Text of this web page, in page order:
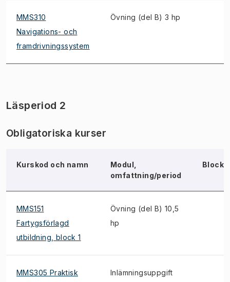
MMS310
Navigations- och
framdrivningssystem
Övning (del B) 3 hp
Läsperiod 2
Obligatoriska kurser
Kurskod och namn
Modul,
omfattning/period
Block
MMS151
Fartygsförlagd
utbildning, block 1
Övning (del B) 10,5
hp
MMS305 Praktisk Inlämningsuppgift